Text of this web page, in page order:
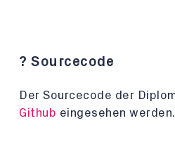
? Sourcecode
Der Sourcecode der
Github eingesehen werden.